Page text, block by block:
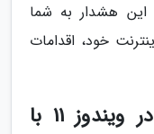
این هشدار به شما
خود، اقدامات
نظارت بر مصرف اینترنت در ویندوز 11 با